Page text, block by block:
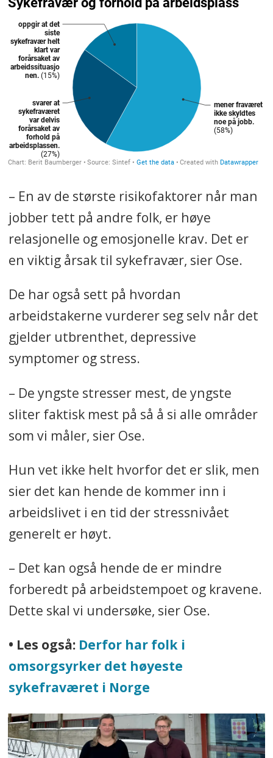
– En av de største risikofaktorer når man
jobber tett på andre folk, er høye
relasjonelle og emosjonelle krav. Det er
en viktig årsak til sykefravær, sier Ose.
De har også sett på hvordan
arbeidstakerne vurderer seg selv når det
gjelder utbrenthet, depressive
symptomer og stress.
– De yngste stresser mest, de yngste
sliter faktisk mest på så å si alle områder
som vi måler, sier Ose.
Hun vet ikke helt hvorfor det er slik, men
sier det kan hende de kommer inn i
arbeidslivet i en tid der stressnivået
generelt er høyt.
– Det kan også hende de er mindre
forberedt på arbeidstempoet og kravene.
Dette skal vi undersøke, sier Ose.
• Les også: Derfor har folk i
omsorgsyrker det høyeste
sykefraværet i Norge